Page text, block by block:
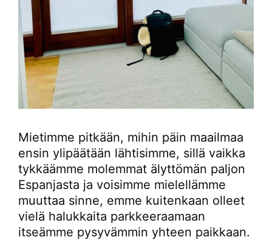
Mietimme pitkään, mihin päin maailmaa
ensin ylipäätään lähtisimme, sillä vaikka
tykkäämme molemmat älyttömän paljon
Espanjasta ja voisimme mielellämme
muuttaa sinne, emme kuitenkaan olleet
vielä halukkaita parkkeeraamaan
itseämme pysyvämmin yhteen paikkaan.